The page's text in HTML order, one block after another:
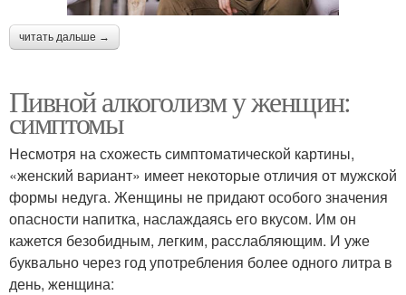
читать дальше →
Пивной алкоголизм у женщин:
симптомы
Несмотря на схожесть симптоматической картины,
«женский вариант» имеет некоторые отличия от мужской
формы недуга. Женщины не придают особого значения
опасности напитка, наслаждаясь его вкусом. Им он
кажется безобидным, легким, расслабляющим. И уже
буквально через год употребления более одного литра в
день, женщина: